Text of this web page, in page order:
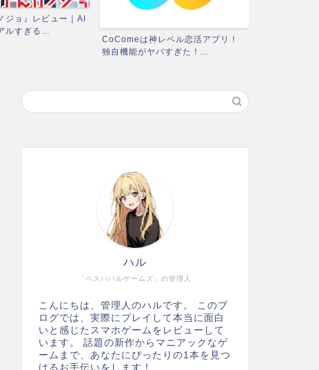
ジョ』レビュー｜AI
ルすぎる...
CoComeは神レベル恋活アプリ！
独自機能がヤバすぎた！...
「ベスパハルゲームズ」の管理人
ハル
こんにちは、管理人のハルです。 このブ
ログでは、実際にプレイして本当に面白
いと感じたスマホゲームをレビューして
います。 話題の新作からマニアックなゲ
ームまで、あなたにぴったりの1本を見つ
けるお手伝いをします！